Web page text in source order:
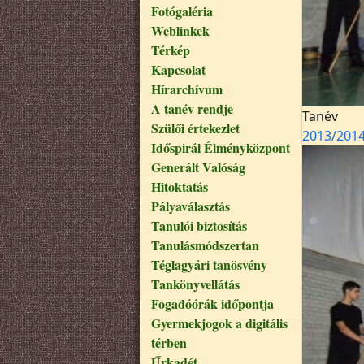
Fotógaléria
Weblinkek
Térkép
Kapcsolat
Hírarchívum
A tanév rendje
Szülői értekezlet
Időspirál Élményközpont
Generált Valóság
Hitoktatás
Pályaválasztás
Tanulói biztosítás
Tanulásmódszertan
Téglagyári tanösvény
Tankönyvellátás
Fogadóórák időpontja
Gyermekjogok a digitális
térben
Tanév
2013/